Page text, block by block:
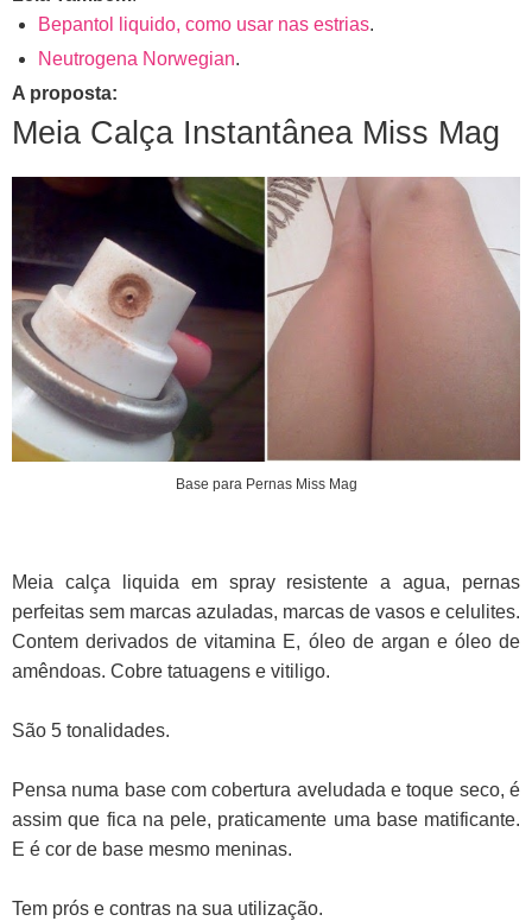
Bepantol liquido, como usar nas estrias.
Neutrogena Norwegian.
A proposta:
Meia Calça Instantânea Miss Mag
Base para Pernas Miss Mag
Meia calça liquida em spray resistente a agua, pernas
perfeitas sem marcas azuladas, marcas de vasos e celulites.
Contem derivados de vitamina E, óleo de argan e óleo de
amêndoas. Cobre tatuagens e vitiligo.
São 5 tonalidades.
Pensa numa base com cobertura aveludada e toque seco, é
assim que fica na pele, praticamente uma base matificante.
E é cor de base mesmo meninas.
Tem prós e contras na sua utilização.